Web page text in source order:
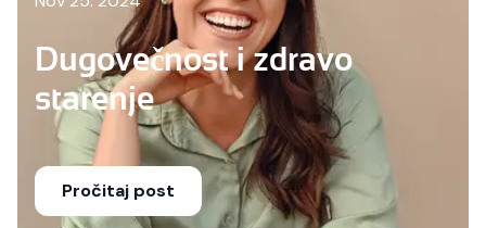
Dugovečnost i zdravo
starenje
Pročitaj post